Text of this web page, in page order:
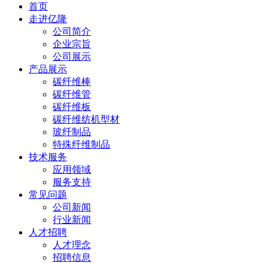
首页
走进亿隆
公司简介
企业宗旨
公司展示
产品展示
碳纤维棒
碳纤维管
碳纤维板
碳纤维纺机型材
玻纤制品
特殊纤维制品
技术服务
应用领域
服务支持
常见问题
公司新闻
行业新闻
人才招聘
人才理念
招聘信息